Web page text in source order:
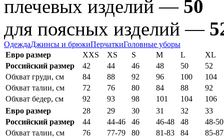
плечевых изделий — 50
для поясных изделий —
ОдеждаДжинсы и брюкиПерчаткиГоловные уборы
Евро размер
XXS XS S M L
XL
Российский размер
42 44 46 48 50
52
Обхват груди, см
84 88 92 96 100
104
Обхват талии, см
72 76 80 84 88
92
Обхват бедер, см
92 93 98 101 104
106
Евро размер
28 29 30 31 32
33
Российский размер
44 44-46 46 46-48 48
48-50
Обхват талии, см
76 77-79 80 81-83 84
85-87